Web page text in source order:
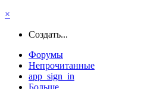
×
Создать...
Форумы
Непрочитанные
app_sign_in
Больше